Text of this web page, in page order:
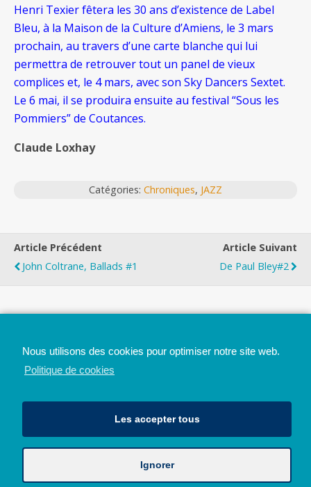
Henri Texier fêtera les 30 ans d’existence de Label
Bleu, à la Maison de la Culture d’Amiens, le 3 mars
prochain, au travers d’une carte blanche qui lui
permettra de retrouver tout un panel de vieux
complices et, le 4 mars, avec son Sky Dancers Sextet.
Le 6 mai, il se produira ensuite au festival “Sous les
Pommiers” de Coutances.
Claude Loxhay
Catégories: Chroniques, JAZZ
Article Précédent
John Coltrane, Ballads #1
Article Suivant
De Paul Bley#2
Avec le soutien de la Province de Liège
Nous utilisons des cookies pour optimiser notre site web.
Politique de cookies
Les accepter tous
Ignorer